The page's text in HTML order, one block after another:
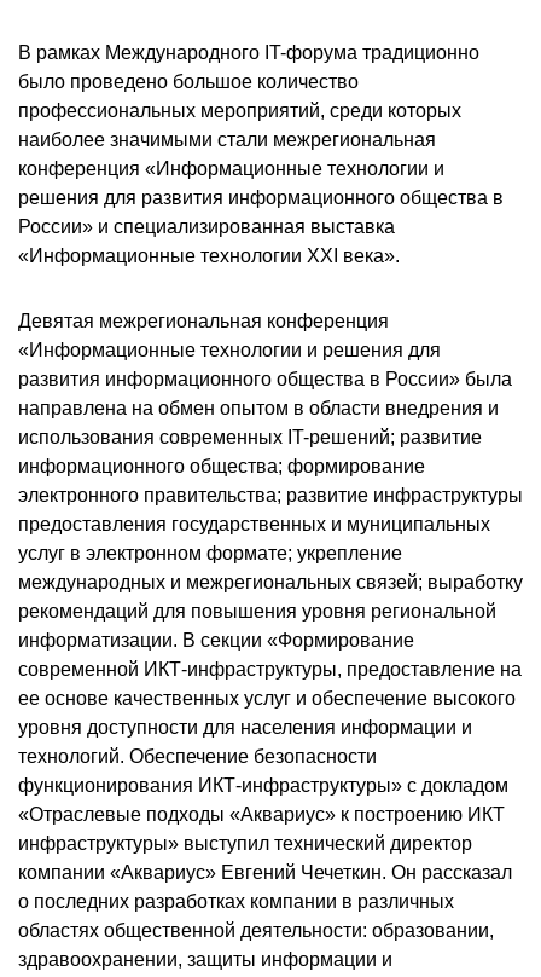
В рамках Международного IT-форума традиционно
было проведено большое количество
профессиональных мероприятий, среди которых
наиболее значимыми стали межрегиональная
конференция «Информационные технологии и
решения для развития информационного общества в
России» и специализированная выставка
«Информационные технологии XXI века».
Девятая межрегиональная конференция
«Информационные технологии и решения для
развития информационного общества в России» была
направлена на обмен опытом в области внедрения и
использования современных IT-решений; развитие
информационного общества; формирование
электронного правительства; развитие инфраструктуры
предоставления государственных и муниципальных
услуг в электронном формате; укрепление
международных и межрегиональных связей; выработку
рекомендаций для повышения уровня региональной
информатизации. В секции «Формирование
современной ИКТ-инфраструктуры, предоставление на
ее основе качественных услуг и обеспечение высокого
уровня доступности для населения информации и
технологий. Обеспечение безопасности
функционирования ИКТ-инфраструктуры» с докладом
«Отраслевые подходы «Аквариус» к построению ИКТ
инфраструктуры» выступил технический директор
компании «Аквариус» Евгений Чечеткин. Он рассказал
о последних разработках компании в различных
областях общественной деятельности: образовании,
здравоохранении, защиты информации и